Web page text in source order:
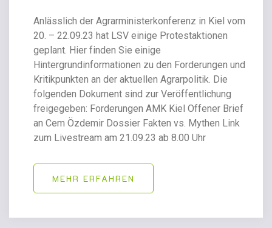
Anlässlich der Agrarministerkonferenz in Kiel vom
20. – 22.09.23 hat LSV einige Protestaktionen
geplant. Hier finden Sie einige
Hintergrundinformationen zu den Forderungen und
Kritikpunkten an der aktuellen Agrarpolitik. Die
folgenden Dokument sind zur Veröffentlichung
freigegeben: Forderungen AMK Kiel Offener Brief
an Cem Özdemir Dossier Fakten vs. Mythen Link
zum Livestream am 21.09.23 ab 8.00 Uhr
MEHR ERFAHREN